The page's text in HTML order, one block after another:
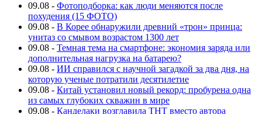
09.08 - Фотоподборка: как люди меняются после
похудения (15 ФОТО)
09.08 - В Корее обнаружили древний «трон» принца:
унитаз со смывом возрастом 1300 лет
09.08 - Темная тема на смартфоне: экономия заряда или
дополнительная нагрузка на батарею?
09.08 - ИИ справился с научной загадкой за два дня, на
которую ученые потратили десятилетие
09.08 - Китай установил новый рекорд: пробурена одна
из самых глубоких скважин в мире
09.08 - Канделаки возглавила ТНТ вместо автора